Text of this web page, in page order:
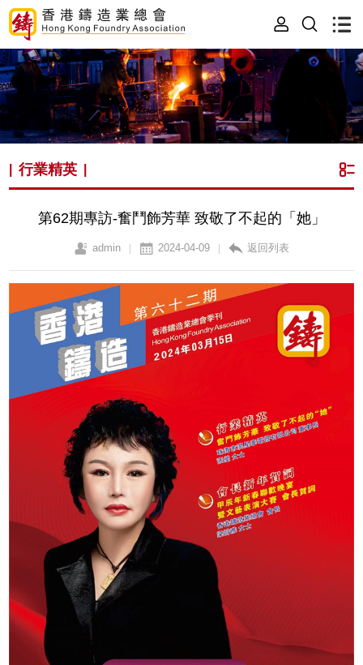
|行業精英
第62期專訪-奮鬥飾芳華 致敬了不起的「她」
admin | 2024-04-09 | 返回列表